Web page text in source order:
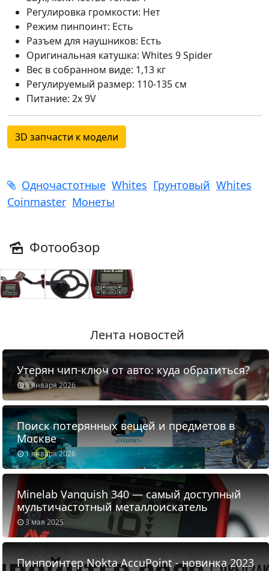
Регулировка громкости: Нет
Режим пинпоинт: Есть
Разъем для наушников: Есть
Оригинальная катушка: Whites 9 Spider
Вес в собранном виде: 1,13 кг
Регулируемый размер: 110-135 см
Питание: 2x 9V
3D запчасти к модели
Одночастотные Whites Грунтовый Whites
Coinmaster Монеты
Фотообзор
Лента новостей
6 января 2026
Утерян чип-ключ от авто: куда обратиться?
1 января 2026
Поиск потерянных вещей и предметов в
Москве
3 мая 2025
Minelab Vanquish 340 — самый доступный
мультичастотный металлоискатель
Пинпоинтер Nokta AccuPoint - новинка 2023